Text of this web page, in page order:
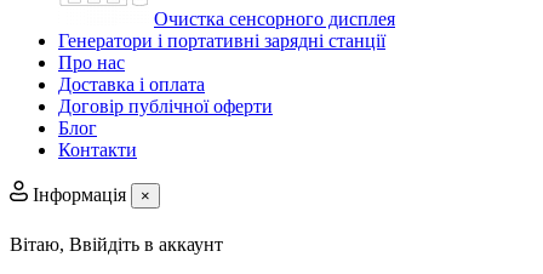
Очистка сенсорного дисплея
Генератори і портативні зарядні станції
Про нас
Доставка і оплата
Договір публічної оферти
Блог
Контакти
Інформація ×
Вітаю, Ввійдіть в аккаунт